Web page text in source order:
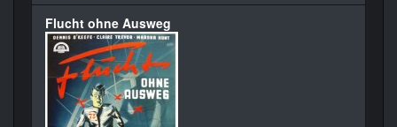
Flucht ohne Ausweg